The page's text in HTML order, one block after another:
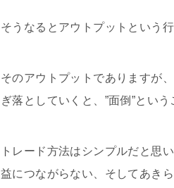
そうなるとアウトプットという
そのアウトプットでありますが
ぎ落としていくと、”面倒”とい
トレード方法はシンプルだと思
益につながらない、そしてあき